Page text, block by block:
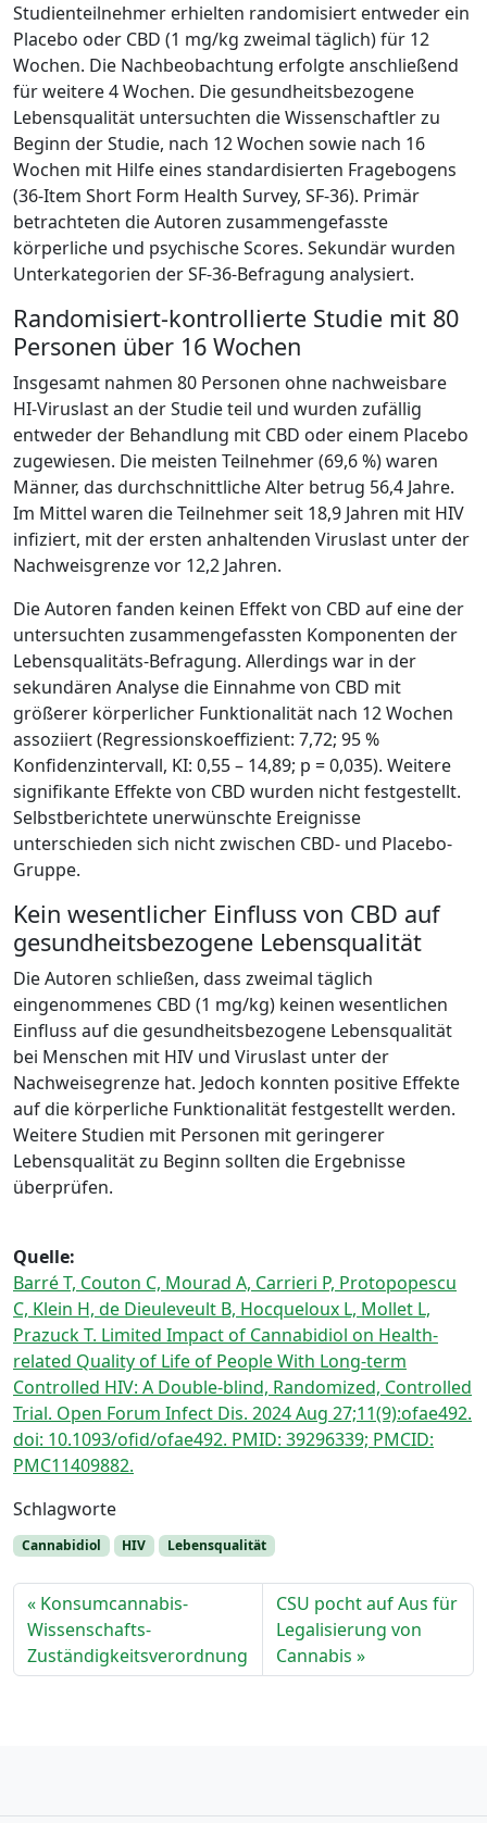
Studienteilnehmer erhielten randomisiert entweder ein
Placebo oder CBD (1 mg/kg zweimal täglich) für 12
Wochen. Die Nachbeobachtung erfolgte anschließend
für weitere 4 Wochen. Die gesundheitsbezogene
Lebensqualität untersuchten die Wissenschaftler zu
Beginn der Studie, nach 12 Wochen sowie nach 16
Wochen mit Hilfe eines standardisierten Fragebogens
(36-Item Short Form Health Survey, SF-36). Primär
betrachteten die Autoren zusammengefasste
körperliche und psychische Scores. Sekundär wurden
Unterkategorien der SF-36-Befragung analysiert.
Randomisiert-kontrollierte Studie mit 80
Personen über 16 Wochen
Insgesamt nahmen 80 Personen ohne nachweisbare
HI-Viruslast an der Studie teil und wurden zufällig
entweder der Behandlung mit CBD oder einem Placebo
zugewiesen. Die meisten Teilnehmer (69,6 %) waren
Männer, das durchschnittliche Alter betrug 56,4 Jahre.
Im Mittel waren die Teilnehmer seit 18,9 Jahren mit HIV
infiziert, mit der ersten anhaltenden Viruslast unter der
Nachweisgrenze vor 12,2 Jahren.
Die Autoren fanden keinen Effekt von CBD auf eine der
untersuchten zusammengefassten Komponenten der
Lebensqualitäts-Befragung. Allerdings war in der
sekundären Analyse die Einnahme von CBD mit
größerer körperlicher Funktionalität nach 12 Wochen
assoziiert (Regressionskoeffizient: 7,72; 95 %
Konfidenzintervall, KI: 0,55 – 14,89; p = 0,035). Weitere
signifikante Effekte von CBD wurden nicht festgestellt.
Selbstberichtete unerwünschte Ereignisse
unterschieden sich nicht zwischen CBD- und Placebo-
Gruppe.
Kein wesentlicher Einfluss von CBD auf
gesundheitsbezogene Lebensqualität
Die Autoren schließen, dass zweimal täglich
eingenommenes CBD (1 mg/kg) keinen wesentlichen
Einfluss auf die gesundheitsbezogene Lebensqualität
bei Menschen mit HIV und Viruslast unter der
Nachweisegrenze hat. Jedoch konnten positive Effekte
auf die körperliche Funktionalität festgestellt werden.
Weitere Studien mit Personen mit geringerer
Lebensqualität zu Beginn sollten die Ergebnisse
überprüfen.
Quelle:
Barré T, Couton C, Mourad A, Carrieri P, Protopopescu
C, Klein H, de Dieuleveult B, Hocqueloux L, Mollet L,
Prazuck T. Limited Impact of Cannabidiol on Health-
related Quality of Life of People With Long-term
Controlled HIV: A Double-blind, Randomized, Controlled
Trial. Open Forum Infect Dis. 2024 Aug 27;11(9):ofae492.
doi: 10.1093/ofid/ofae492. PMID: 39296339; PMCID:
PMC11409882.
Schlagworte
Cannabidiol HIV Lebensqualität
Konsumcannabis-
Wissenschafts-
Zuständigkeitsverordnung
CSU pocht auf Aus für
Legalisierung von
Cannabis